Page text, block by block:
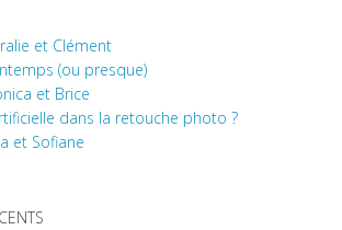
et Clément
(ou presque)
et Brice
dans la retouche photo ?
et Sofiane